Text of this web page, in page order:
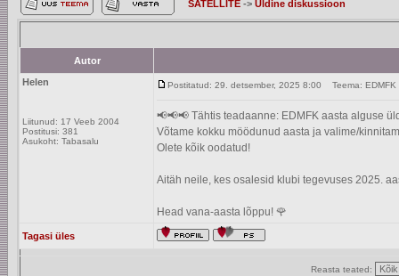
SATELLITE -> Üldine diskussioon
Autor
Helen
Liitunud: 17 Veeb 2004
Postitusi: 381
Asukoht: Tabasalu
Postitatud: 29. detsember, 2025 8:00 Teema:
📢📢📢 Tähtis teadaanne: EDMFK aasta alguse
Võtame kokku möödunud aasta ja valime/
Olete kõik oodatud!
Aitäh neile, kes osalesid klubi tegevuses 2025.
Head vana-aasta lõppu! 🌹
Tagasi üles
Reasta teated: